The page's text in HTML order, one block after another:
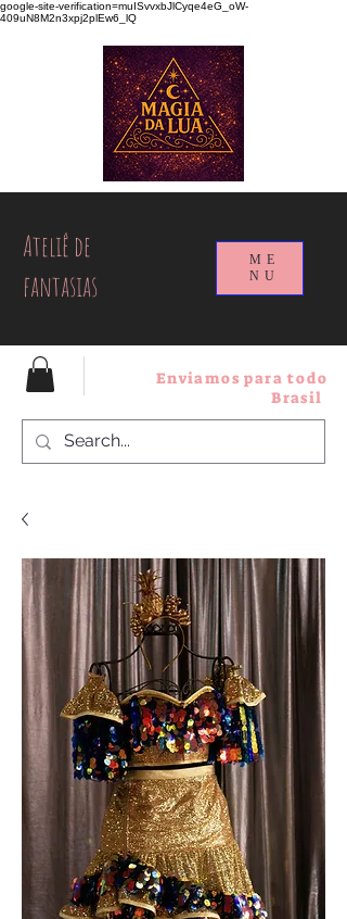
google-site-verification=muISvvxbJlCyqe4eG_oW-
409uN8M2n3xpj2plEw6_lQ
Ateliê de
fantasias
ME
NU
Enviamos para todo
Brasil